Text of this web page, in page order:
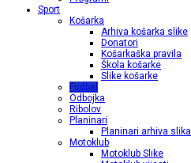
Sport
Košarka
Arhiva košarka slike
Donatori
Košarkaška pravila
Škola košarke
Slike košarke
Fudbal
Odbojka
Ribolov
Planinari
Planinari arhiva slika
Motoklub
Motoklub Slike